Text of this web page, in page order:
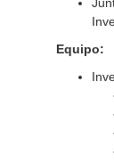
Equipo: